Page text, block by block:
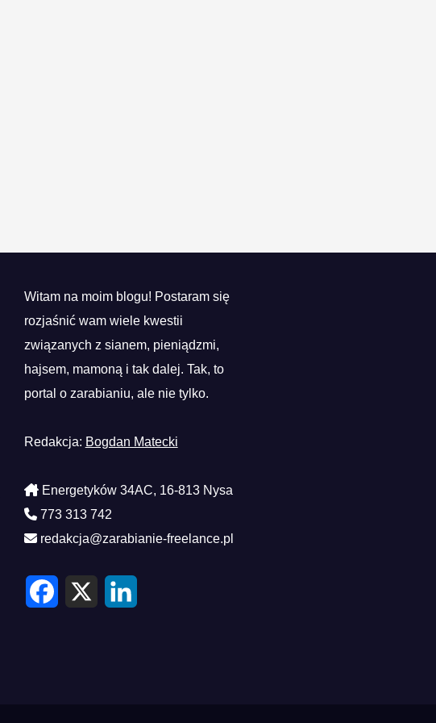
Witam na moim blogu! Postaram się
rozjaśnić wam wiele kwestii
związanych z sianem, pieniądzmi,
hajsem, mamoną i tak dalej. Tak, to
portal o zarabianiu, ale nie tylko.
Redakcja: Bogdan Matecki
Energetyków 34AC, 16-813 Nysa
773 313 742
redakcja@zarabianie-freelance.pl
F
c
X
L
n